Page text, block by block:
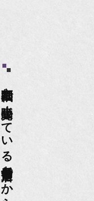
京都祇園で小売販売している